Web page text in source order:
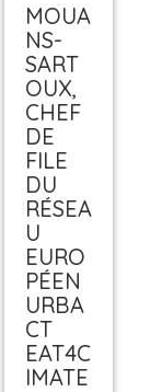
MOUA
NS-
SART
OUX,
CHEF
DE
FILE
DU
RÉSEA
U
EURO
PÉEN
URBA
CT
EAT4C
IMATE